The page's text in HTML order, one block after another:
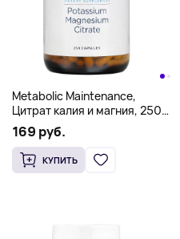
Metabolic Maintenance,
Цитрат калия и магния, 250
капсул
169 руб.
КУПИТЬ